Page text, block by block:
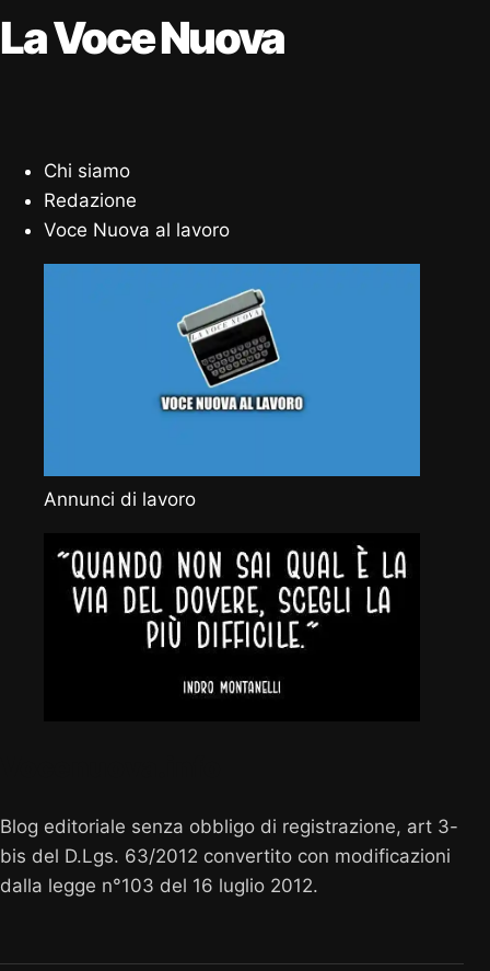
La Voce Nuova
Chi siamo
Redazione
Voce Nuova al lavoro
Annunci di lavoro
Blog editoriale senza obbligo di registrazione, art 3-
bis del D.Lgs. 63/2012 convertito con modificazioni
dalla legge n°103 del 16 luglio 2012.